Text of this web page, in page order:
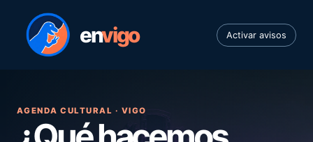
envigo Activar avisos
AGENDA CULTURAL · VIGO